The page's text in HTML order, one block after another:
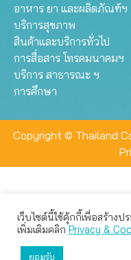
อาหาร ยา และผลิตภัณฑ์ฯ
บริการสุขภาพ
สินค้าและบริการทั่วไป
การสื่อสาร โทรคมนาคมฯ
บริการ สาธารณะ ฯ
การศึกษา
Copyright © Thailand
เว็บไซต์นี้ใช้คุ้กกี้เพื่อสร้าง
เพิ่มเติมคลิกPrivacy &
ยอมรับ
เว็บไซต์นี้ใช้คุกกี้เพื่อมอบ
สามารถเลือกตั้งค่าความเป็